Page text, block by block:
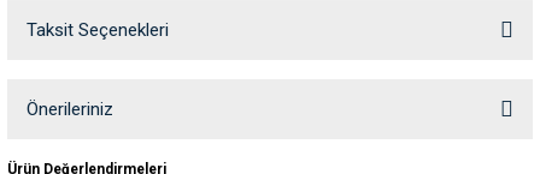
Ürünün ambalajı üretici firma tarafından değiştirilebileceğinden
Royal Canin Cocker Yetişkin Kuru Köpek Maması
İçerik
Ürün hakkında henüz soru sorulmamış.
Taksit Seçenekleri
Önerileriniz
Ürün Değerlendirmeleri